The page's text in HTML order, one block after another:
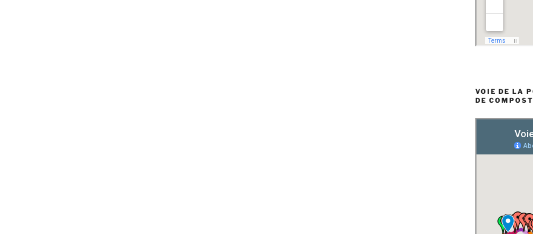
VOIE DE LA
DE